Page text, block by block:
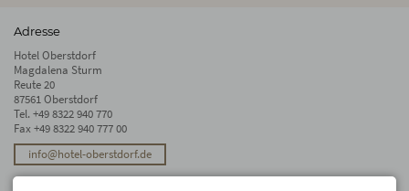
Adresse
Hotel Oberstdorf
Magdalena Sturm
Reute 20
87561 Oberstdorf
Tel. +49 8322 940 770
Fax +49 8322 940 777 00
info@hotel-oberstdorf.de